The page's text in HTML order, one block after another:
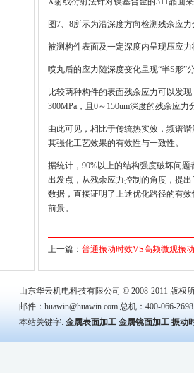
图7、8所示为沿深度方向检测残余应
被测构件表面及一定深度内呈现压应
喷丸后的应力随深度变化呈现“半S形”
比较两种构件的表面残余应力可以发
300MPa，且0～150um深度的残余应力
由此可见，相比于传统热实效，频谱
其强化工艺效果的有效性与一致性。
据统计，90%以上的结构强度破坏问
出发点，从残余应力控制的角度，提
数据，直接证明了上述优化路径的有
前景。
上一篇： 普通振动时效VS高频微观振
山东华云机电科技有限公司 © 2008-2011 版权
邮件：huawin@huawin.com 总机：400-066-
本站关键字: 金属表面加工 金属镜面加工 振动